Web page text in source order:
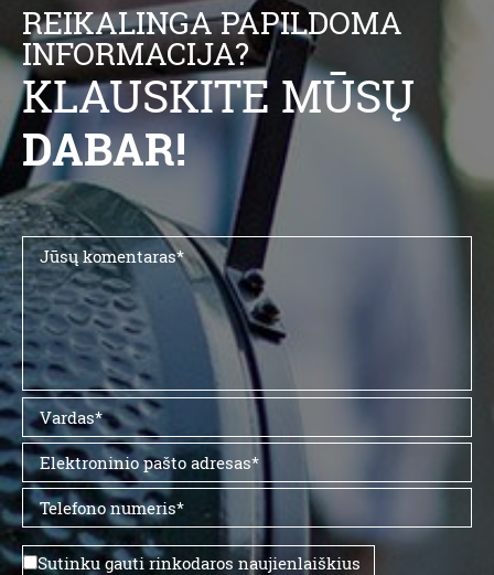
REIKALINGA PAPILDOMA
INFORMACIJA?
KLAUSKITE MŪSŲ
DABAR!
Sutinku gauti rinkodaros naujienlaiškius